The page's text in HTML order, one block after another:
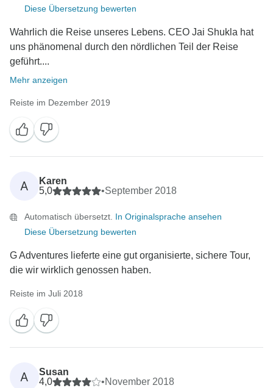
Diese Übersetzung bewerten
Wahrlich die Reise unseres Lebens. CEO Jai Shukla hat
uns phänomenal durch den nördlichen Teil der Reise
geführt....
Mehr anzeigen
Reiste im Dezember 2019
A
Karen
5,0
•September 2018
Automatisch übersetzt. In Originalsprache ansehen
Diese Übersetzung bewerten
G Adventures lieferte eine gut organisierte, sichere Tour,
die wir wirklich genossen haben.
Reiste im Juli 2018
A
Susan
4,0
•November 2018